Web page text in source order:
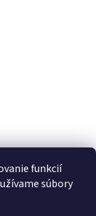
funkcií
súbory